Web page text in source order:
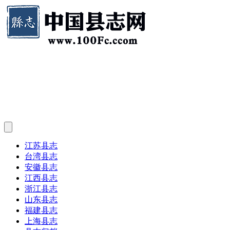
江苏县志
台湾县志
安徽县志
江西县志
浙江县志
山东县志
福建县志
上海县志